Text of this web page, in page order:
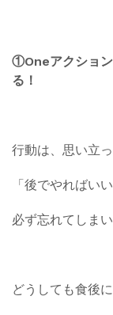
①Oneアクション
る！
行動は、思い立
「後でやればい
必ず忘れてしま
どうしても食後